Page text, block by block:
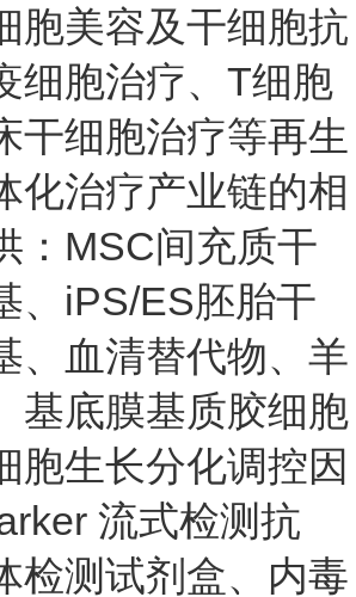
胞美容及干细胞抗
细胞治疗、T细胞
干细胞治疗等再生
化治疗产业链的相
：MSC间充质干
、iPS/ES胚胎干
、血清替代物、羊
基底膜基质胶细胞
胞生长分化调控因
流式检测抗
检测试剂盒、内毒